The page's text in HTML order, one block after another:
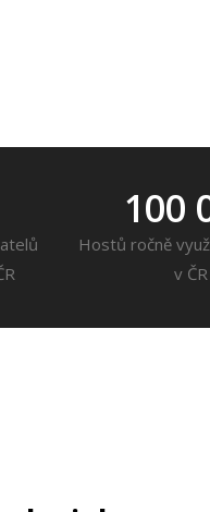
100
Hostů ročně
v ČR